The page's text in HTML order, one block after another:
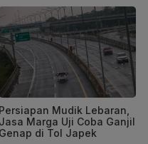
Persiapan Mudik Lebaran,
Jasa Marga Uji Coba Ganjil
Genap di Tol Japek